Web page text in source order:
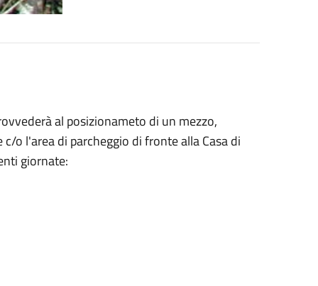
al posizionameto di un mezzo,
o l'area di parcheggio di fronte alla Casa di
giornate: